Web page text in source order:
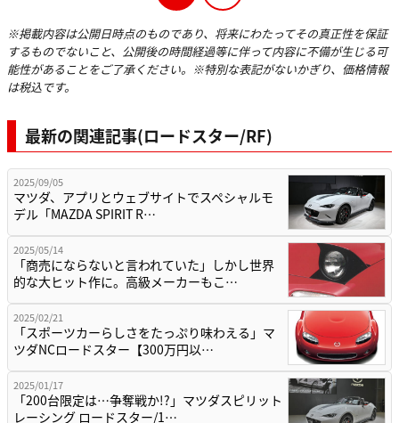
※掲載内容は公開日時点のものであり、将来にわたってその真正性を保証
するものでないこと、公開後の時間経過等に伴って内容に不備が生じる可
能性があることをご了承ください。※特別な表記がないかぎり、価格情報
は税込です。
最新の関連記事(ロードスター/RF)
2025/09/05
マツダ、アプリとウェブサイトでスペシャルモ
デル「MAZDA SPIRIT R…
2025/05/14
「商売にならないと言われていた」しかし世界
的な大ヒット作に。高級メーカーもこ…
2025/02/21
「スポーツカーらしさをたっぷり味わえる」マ
ツダNCロードスター【300万円以…
2025/01/17
「200台限定は…争奪戦か!?」マツダスピリット
レーシング ロードスター/1…